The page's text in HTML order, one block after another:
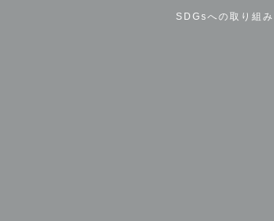
SDGsへの取り組み